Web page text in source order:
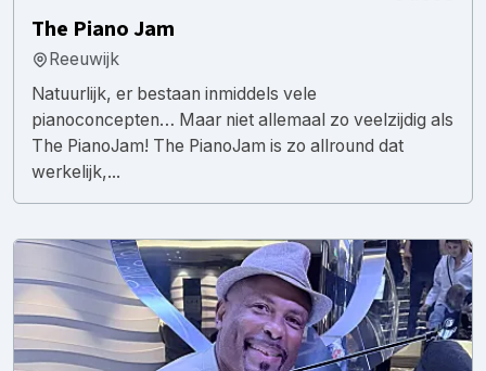
The Piano Jam
Reeuwijk
Natuurlijk, er bestaan inmiddels vele
pianoconcepten… Maar niet allemaal zo veelzijdig als
The PianoJam! The PianoJam is zo allround dat
werkelijk,...